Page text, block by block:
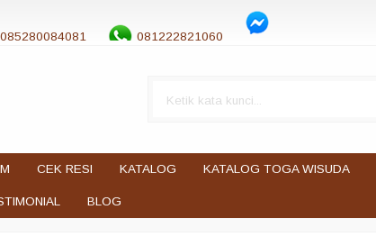
085280084081 081222821060
CEK RESI KATALOG KATALOG TOGA WISUDA
BLOG